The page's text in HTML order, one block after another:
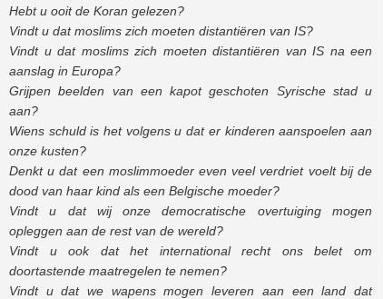
Hebt u ooit de Koran gelezen?
Vindt u dat moslims zich moeten distantiëren van IS?
Vindt u dat moslims zich moeten distantiëren van IS na een
aanslag in Europa?
Grijpen beelden van een kapot geschoten Syrische stad u
aan?
Wiens schuld is het volgens u dat er kinderen aanspoelen aan
onze kusten?
Denkt u dat een moslimmoeder even veel verdriet voelt bij de
dood van haar kind als een Belgische moeder?
Vindt u dat wij onze democratische overtuiging mogen
opleggen aan de rest van de wereld?
Vindt u ook dat het international recht ons belet om
doortastende maatregelen te nemen?
Vindt u dat we wapens mogen leveren aan een land dat